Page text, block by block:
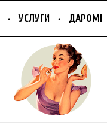
УСЛУГИ ДАРОМ!